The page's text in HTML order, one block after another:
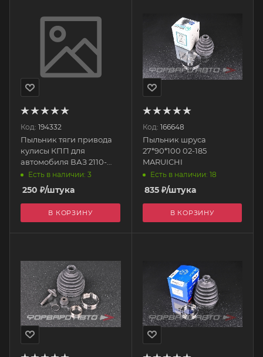
Код: 194332
Пыльник тяги привода
кулисы КПП для
автомобиля ВАЗ 2110-
2190-1111 1111-1703200Р
Есть в наличии: 3
250 ₽/штука
В КОРЗИНУ
Код: 166648
Пыльник шруса
27*90*100 02-185
MARUICHI
Есть в наличии: 18
835₽/штука
В КОРЗИНУ